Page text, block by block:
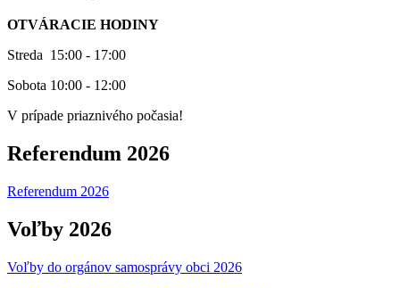
OTVÁRACIE HODINY
Streda 15:00 - 17:00
Sobota 10:00 - 12:00
V prípade priaznivého počasia!
Referendum 2026
Referendum 2026
Voľby 2026
Voľby do orgánov samosprávy obci 2026